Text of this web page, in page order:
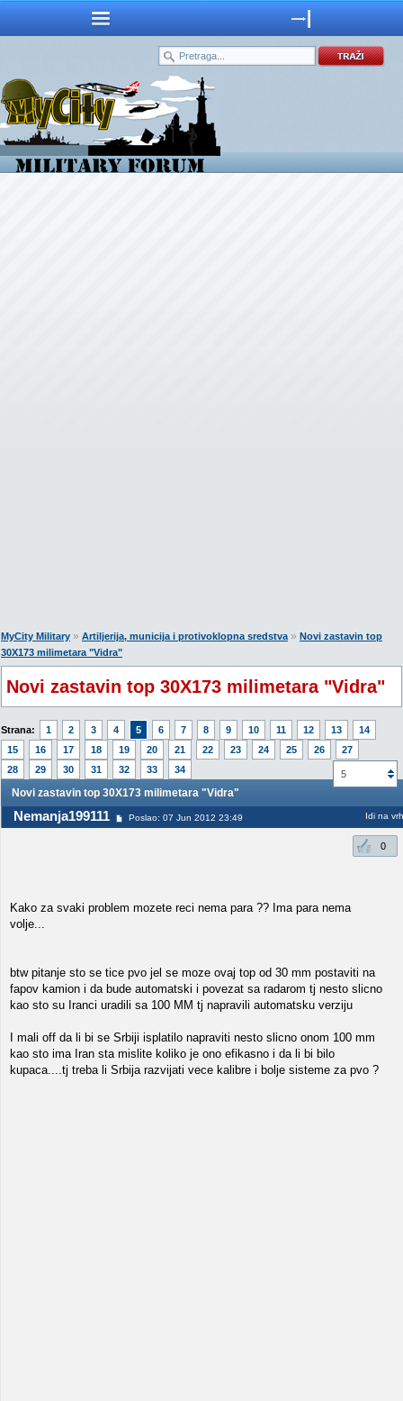
MyCity Military » Artiljerija, municija i protivoklopna sredstva» Novi zastavin top
30X173 milimetara "Vidra"
Novi zastavin top 30X173 milimetara "Vidra"
Strana: 1 2 3 4 5 6 7 8 9 10 11 12 13
14
15
16 17 18 19 20 21 22 23 24 25 26
27
28
29 30 31 32 33 34 5
Novi zastavin top 30X173 milimetara "Vidra"
Nemanja199111 Poslao: 07 Jun 2012 23:49 Idi na vrh
0
Kako za svaki problem mozete reci nema para ?? Ima para nema
volje...
btw pitanje sto se tice pvo jel se moze ovaj top od 30 mm postaviti na
fapov kamion i da bude automatski i povezat sa radarom tj nesto slicno
kao sto su Iranci uradili sa 100 MM tj napravili automatsku verziju
I mali off da li bi se Srbiji isplatilo napraviti nesto slicno onom 100 mm
kao sto ima Iran sta mislite koliko je ono efikasno i da li bi bilo
kupaca....tj treba li Srbija razvijati vece kalibre i bolje sisteme za pvo ?